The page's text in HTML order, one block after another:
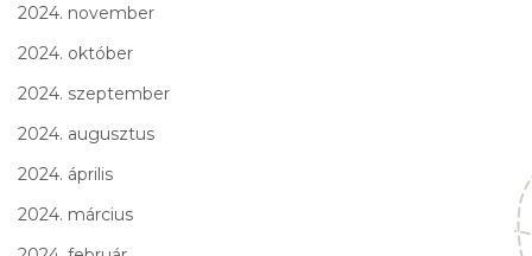
2024. november
2024. október
2024. szeptember
2024. augusztus
2024. április
2024. március